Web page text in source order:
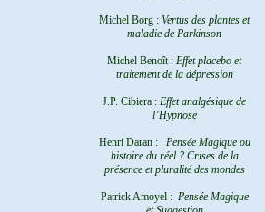
Michel Borg : Vertus des plantes et
maladie de Parkinson
Michel Benoît : Effet placebo et
traitement de la dépression
J.P. Cibiera : Effet analgésique de
l’Hypnose
Henri Daran : Pensée Magique ou
histoire du réel ?Crises de la
présence et pluralité des mondes
Patrick Amoyel : Pensée Magique